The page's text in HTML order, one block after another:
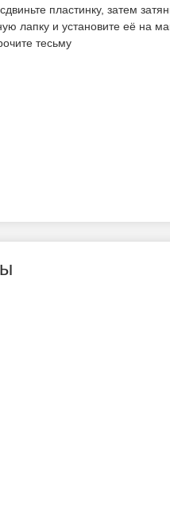
пластинку, затем
лапку и установите её на
тесьму